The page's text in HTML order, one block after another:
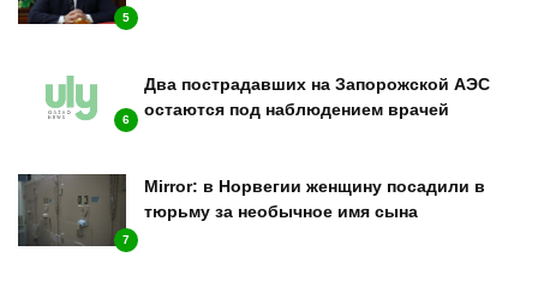
5
6
Два пострадавших на Запорожской АЭС
остаются под наблюдением врачей
7
Mirror: в Норвегии женщину посадили в
тюрьму за необычное имя сына